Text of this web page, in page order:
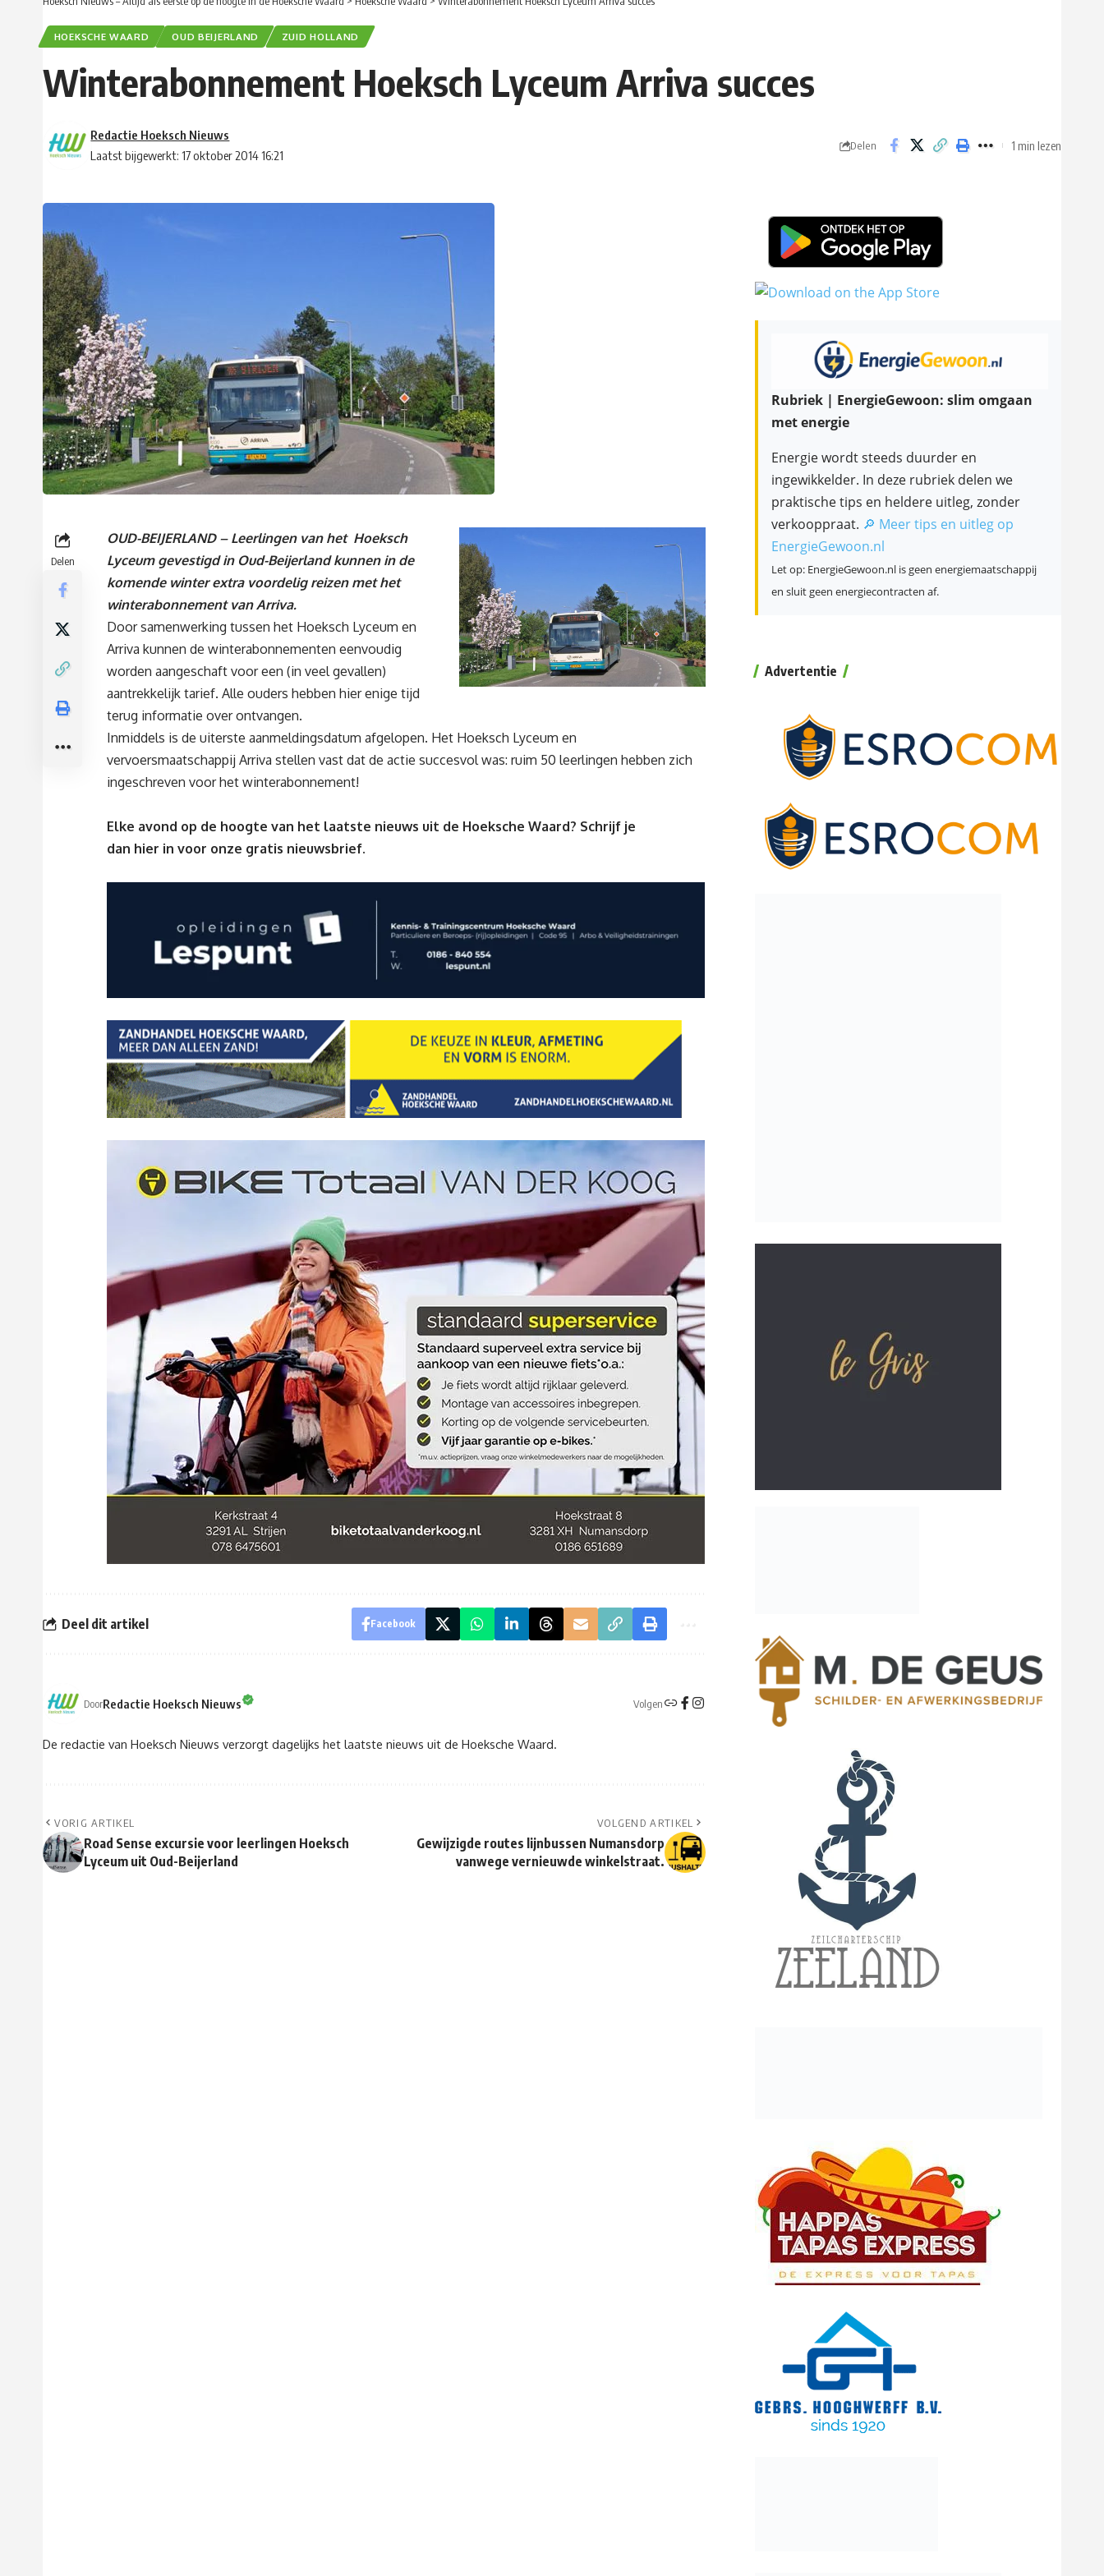
HOEKSCHE WAARD OUD BEIJERLAND ZUID HOLLAND
Winterabonnement Hoeksch Lyceum Arriva succes
Laatst bijgewerkt: 17 oktober 2014 16:21
Redactie Hoeksch Nieuws
Delen 1 min lezen
Delen
OUD-BEIJERLAND – Leerlingen van het Hoeksch
Lyceum gevestigd in Oud-Beijerland kunnen in de
komende winter extra voordelig reizen met het
winterabonnement van Arriva.
Door samenwerking tussen het Hoeksch Lyceum en
Arriva kunnen de winterabonnementen eenvoudig
worden aangeschaft voor een (in veel gevallen)
aantrekkelijk tarief. Alle ouders hebben hier enige tijd
terug informatie over ontvangen.
Inmiddels is de uiterste aanmeldingsdatum afgelopen. Het Hoeksch Lyceum en
vervoersmaatschappij Arriva stellen vast dat de actie succesvol was: ruim 50 leerlingen hebben zich
ingeschreven voor het winterabonnement!
Elke avond op de hoogte van het laatste nieuws uit de Hoeksche Waard? Schrijf je
dan hier in voor onze gratis nieuwsbrief.
Deel dit artikel Facebook
DoorRedactie Hoeksch Nieuws Volgen
De redactie van Hoeksch Nieuws verzorgt dagelijks het laatste nieuws uit de Hoeksche Waard.
VORIG ARTIKEL
Road Sense excursie voor leerlingen Hoeksch
Lyceum uit Oud-Beijerland
VOLGEND ARTIKEL
Gewijzigde routes lijnbussen Numansdorp
vanwege vernieuwde winkelstraat.
Rubriek | EnergieGewoon: slim omgaan
met energie
Energie wordt steeds duurder en
ingewikkelder. In deze rubriek delen we
praktische tips en heldere uitleg, zonder
verkooppraat. 🔎 Meer tips en uitleg op
EnergieGewoon.nl
Let op: EnergieGewoon.nl is geen energiemaatschappij
en sluit geen energiecontracten af.
Advertentie